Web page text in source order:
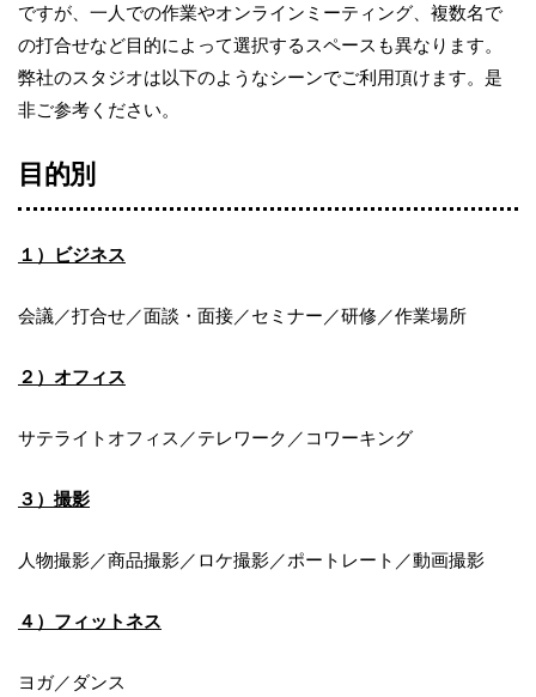
ですが、一人での作業やオンラインミーティング、複数名で
の打合せなど目的によって選択するスペースも異なります。
弊社のスタジオは以下のようなシーンでご利用頂けます。是
非ご参考ください。
目的別
１）ビジネス
会議／打合せ／面談・面接／セミナー／研修／作業場所
２）オフィス
サテライトオフィス／テレワーク／コワーキング
３）撮影
人物撮影／商品撮影／ロケ撮影／ポートレート／動画撮影
４）フィットネス
ヨガ／ダンス